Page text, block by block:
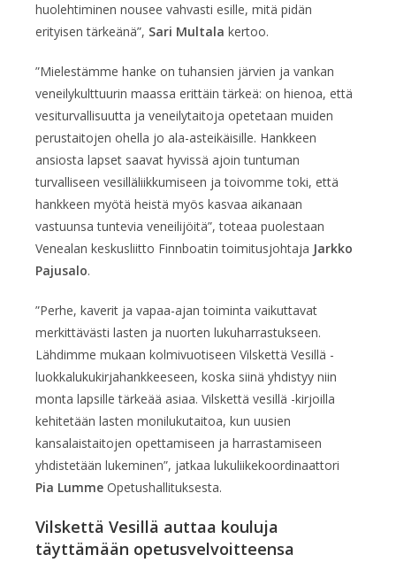
huolehtiminen nousee vahvasti esille, mitä pidän
erityisen tärkeänä”, Sari Multala kertoo.
”Mielestämme hanke on tuhansien järvien ja vankan
veneilykulttuurin maassa erittäin tärkeä: on hienoa, että
vesiturvallisuutta ja veneilytaitoja opetetaan muiden
perustaitojen ohella jo ala-asteikäisille. Hankkeen
ansiosta lapset saavat hyvissä ajoin tuntuman
turvalliseen vesilläliikkumiseen ja toivomme toki, että
hankkeen myötä heistä myös kasvaa aikanaan
vastuunsa tuntevia veneilijöitä”, toteaa puolestaan
Venealan keskusliitto Finnboatin toimitusjohtaja Jarkko
Pajusalo.
”Perhe, kaverit ja vapaa-ajan toiminta vaikuttavat
merkittävästi lasten ja nuorten lukuharrastukseen.
Lähdimme mukaan kolmivuotiseen Vilskettä Vesillä -
luokkalukukirjahankkeeseen, koska siinä yhdistyy niin
monta lapsille tärkeää asiaa. Vilskettä vesillä -kirjoilla
kehitetään lasten monilukutaitoa, kun uusien
kansalaistaitojen opettamiseen ja harrastamiseen
yhdistetään lukeminen”, jatkaa lukuliikekoordinaattori
Pia Lumme Opetushallituksesta.
Vilskettä Vesillä auttaa kouluja
täyttämään opetusvelvoitteensa